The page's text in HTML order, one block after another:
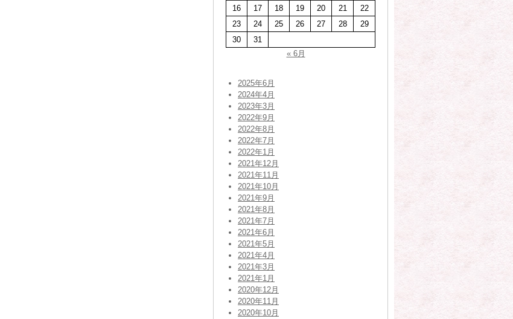
16
17 18 19 20 21
22
23
24 25 26 27 28
29
30
31
« 6月
2025年6月
2024年4月
2023年3月
2022年9月
2022年8月
2022年7月
2022年1月
2021年12月
2021年11月
2021年10月
2021年9月
2021年8月
2021年7月
2021年6月
2021年5月
2021年4月
2021年3月
2021年1月
2020年12月
2020年11月
2020年10月